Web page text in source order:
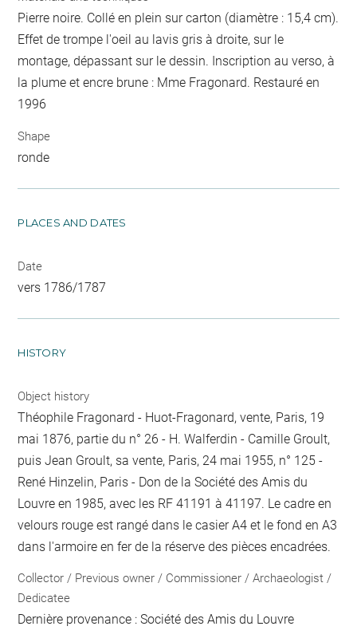
Pierre noire. Collé en plein sur carton (diamètre : 15,4 cm).
Effet de trompe l'oeil au lavis gris à droite, sur le
montage, dépassant sur le dessin. Inscription au verso, à
la plume et encre brune : Mme Fragonard. Restauré en
1996
Shape
ronde
PLACES AND DATES
Date
vers 1786/1787
HISTORY
Object history
Théophile Fragonard - Huot-Fragonard, vente, Paris, 19
mai 1876, partie du n° 26 - H. Walferdin - Camille Groult,
puis Jean Groult, sa vente, Paris, 24 mai 1955, n° 125 -
René Hinzelin, Paris - Don de la Société des Amis du
Louvre en 1985, avec les RF 41191 à 41197. Le cadre en
velours rouge est rangé dans le casier A4 et le fond en A3
dans l'armoire en fer de la réserve des pièces encadrées.
Collector / Previous owner / Commissioner / Archaeologist /
Dedicatee
Dernière provenance : Société des Amis du Louvre